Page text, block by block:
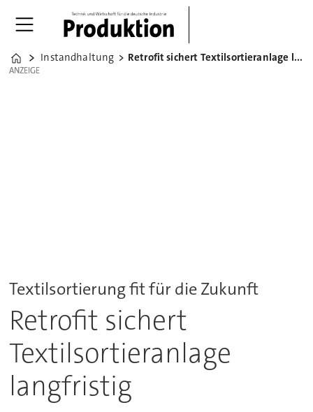
Home
Instandhaltung Retrofit sichert Textilsortieranlage langfristig
ANZEIGE
ANZEIGE
Textilsortierung fit für die Zukunft
Retrofit sichert
Textilsortieranlage
langfristig